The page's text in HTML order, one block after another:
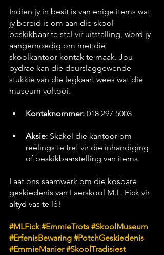
Indien jy in besit is van enige items wat
jy bereid is om aan die skool
beskikbaar te stel vir uitstalling, word jy
aangemoedig om met die
skoolkantoor kontak te maak. Jou
bydrae kan die deurslaggewende
stukkie van die legkaart wees wat die
museum voltooi.
Kontaknommer: 018 297 5003
Aksie: Skakel die kantoor om
reëlings te tref vir die inhandiging
of beskikbaarstelling van items.
Laat ons saamwerk om die kosbare
geskiedenis van Laerskool M.L. Fick vir
altyd vas te lê!
#MLFick #EmmieTrots #SkoolMuseum
#ErfenisBewaring #PotchGeskiedenis
#EmmieManier #SkoolTradisiest